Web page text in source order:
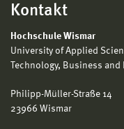
Kontakt
Hochschule Wismar
University of Applied
Technology, Business and
Philipp-Müller-Straße 14
23966 Wismar